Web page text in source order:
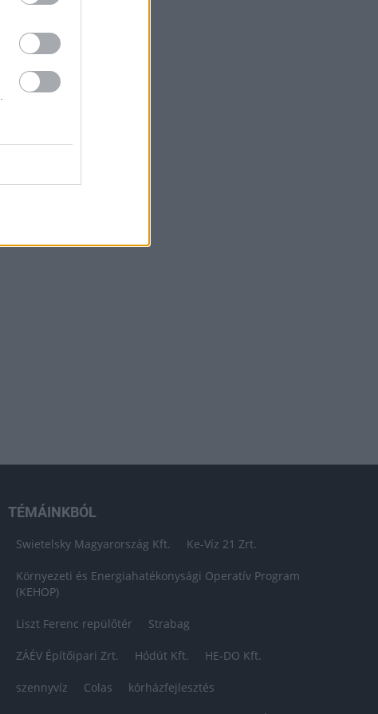
TÉMÁINKBÓL
Swietelsky Magyarország Kft. Ke-Víz 21 Zrt.
Környezeti és Energiahatékonysági Operatív Program
(KEHOP)
Liszt Ferenc repülőtér Strabag
ZÁÉV Építőipari Zrt. Hódút Kft. HE-DO Kft.
szennyvíz Colas kórházfejlesztés